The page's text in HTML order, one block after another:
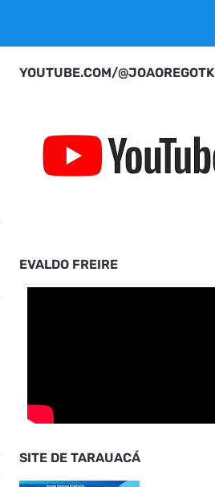
YOUTUBE.COM/@JOAOREGOTK
EVALDO FREIRE
SITE DE TARAUACÁ